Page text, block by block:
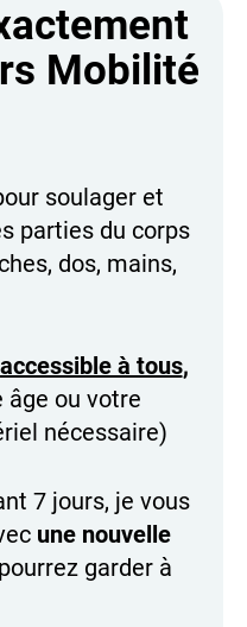
Mobilité
soulager et
parties du corps
dos, mains,
accessible à tous,
âge ou votre
nécessaire)
7 jours, je vous
une nouvelle
garder à